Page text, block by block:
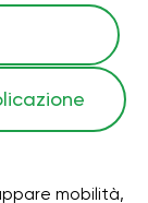
mobilità,